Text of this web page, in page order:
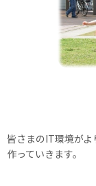
皆さまのIT環境が
作っていきます。